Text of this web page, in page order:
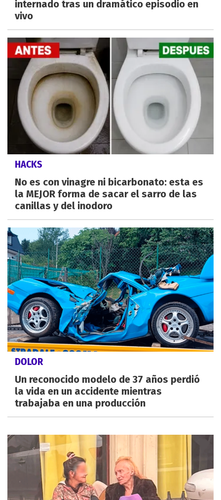
internado tras un dramático episodio en
vivo
HACKS
No es con vinagre ni bicarbonato: esta es
la MEJOR forma de sacar el sarro de las
canillas y del inodoro
DOLOR
Un reconocido modelo de 37 años perdió
la vida en un accidente mientras
trabajaba en una producción